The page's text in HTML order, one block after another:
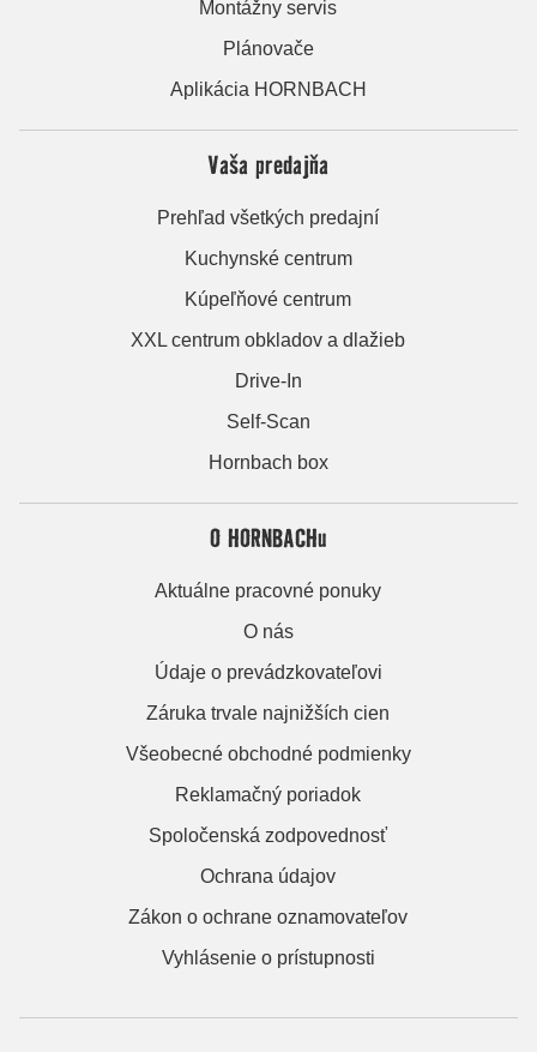
Montážny servis
Plánovače
Aplikácia HORNBACH
Vaša predajňa
Prehľad všetkých predajní
Kuchynské centrum
Kúpeľňové centrum
XXL centrum obkladov a dlažieb
Drive-In
Self-Scan
Hornbach box
O HORNBACHu
Aktuálne pracovné ponuky
O nás
Údaje o prevádzkovateľovi
Záruka trvale najnižších cien
Všeobecné obchodné podmienky
Reklamačný poriadok
Spoločenská zodpovednosť
Ochrana údajov
Zákon o ochrane oznamovateľov
Vyhlásenie o prístupnosti